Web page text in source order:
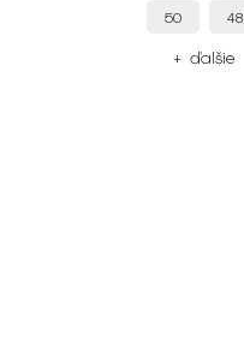
50 48
+ ďalšie